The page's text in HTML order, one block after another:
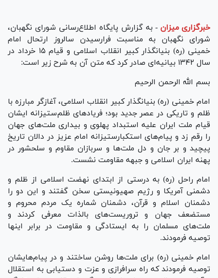
خبرگزاری میزان - به گزارش پایگاه اطلاع‌رسانی شورای نگهبان،
شورای نگهبان به مناسبت فرارسیدن سالروز ارتحال امام
خمینی (ره) بنیانگذار کبیر انقلاب اسلامی و قیام ۱۵ خرداد در
سال ۱۳۴۲ بیانیه‌ای صادر کرد که متن آن به شرح زیر است:
بسم الله الرحمن الرحیم
امام خمینی (ره) بنیانگذار کبیر انقلاب اسلامی، آغازگر مبارزه با
ظلم و تاریکی در عصر جدید بود؛ فریاد‌های ظلم‌ستیزانه ایشان
قیام ملت ایران علیه استبداد پهلوی و بیداری ملت‌های جهان
را رقم زد و پیام‌های استکبارستیزانه امام عزیز در دالان تاریخ
پیچید و بر جان و دل ملت‌ها و سربازان مقاوم و سلحشور در
پهنه ایران اسلامی و جبهه مقاومت نشست.
امام راحل (ره) به درستی از ابتدای نهضت اسلامی از ظلم و
دشمنی آمریکا و رژیم صهیونیستی سخن گفتند و این دو را
دشمنان اسلام و قرآن، دشمنان شماره یک مردم محروم و
مستضعف جهان و تروریست‌های بالذات معرفی کردند و
ملت‌های مسلمان را به ایستادگی و مقاومت در برابر اینها
توصیه فرمودند.
امام خمینی (ره) برای ملت‌ها روشن ساختند و در پیام‌هایشان
توصیه فرمودند که راه سرافرازی و عزت و دستیابی به استقلال